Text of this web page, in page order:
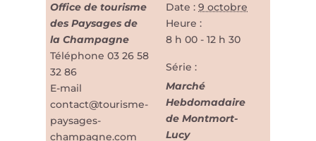
Date : 9 octobre
Heure :
8 h 00 - 12 h 30
Série :
Marché
Hebdomadaire
de Montmort-
Lucy
Office de tourisme
des Paysages de
la Champagne
Téléphone03 26 58
32 86
E-mail
contact@tourisme-
paysages-
champagne.com